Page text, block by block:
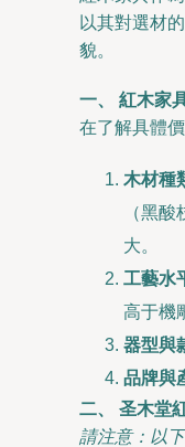
以其對選材
貌。
一、 紅木家
在了解具體
木材種
（黑
大。
工藝水
高于機
器型與
品牌與
二、 圣木堂
請注意：以